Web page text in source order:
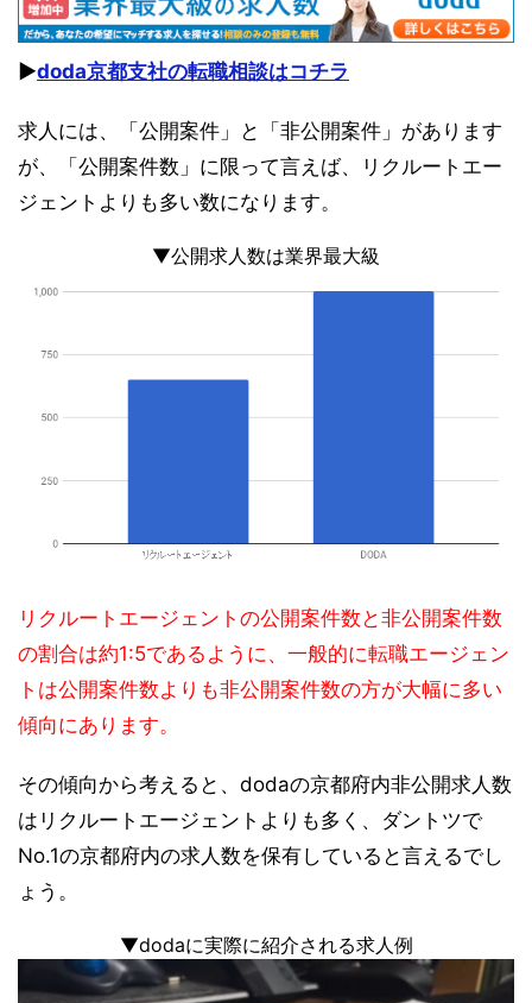
▶︎doda京都支社の転職相談はコチラ
求人には、「公開案件」と「非公開案件」があります
が、「公開案件数」に限って言えば、リクルートエー
ジェントよりも多い数になります。
▼公開求人数は業界最大級
リクルートエージェントの公開案件数と非公開案件数
の割合は約1:5であるように、一般的に転職エージェン
トは公開案件数よりも非公開案件数の方が大幅に多い
傾向にあります。
その傾向から考えると、dodaの京都府内非公開求人数
はリクルートエージェントよりも多く、ダントツで
No.1の京都府内の求人数を保有していると言えるでし
ょう。
▼dodaに実際に紹介される求人例